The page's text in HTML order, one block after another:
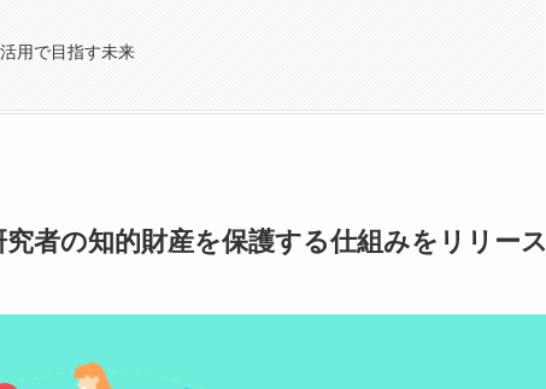
用で目指す未来
者の知的財産を保護する仕組みをリリース